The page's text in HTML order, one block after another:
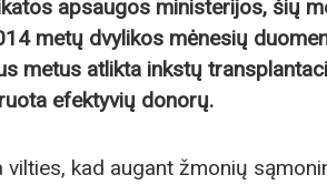
apsaugos ministerijos, šių
metų dvylikos mėnesių
metus atlikta inkstų
efektyvių donorų.
vilties, kad augant žmonių